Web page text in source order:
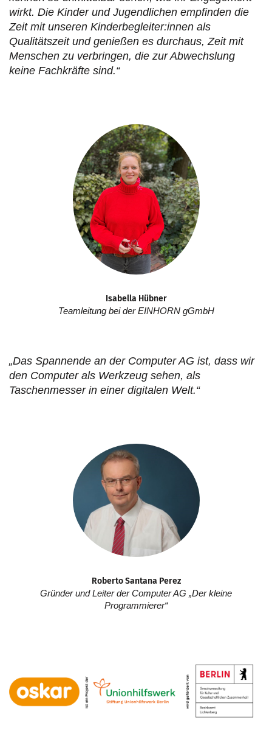
wirkt. Die Kinder und Jugendlichen empfinden die
Zeit mit unseren Kinderbegleiter:innen als
Qualitätszeit und genießen es durchaus, Zeit mit
Menschen zu verbringen, die zur Abwechslung
keine Fachkräfte sind.“
Isabella Hübner
Teamleitung bei der EINHORN gGmbH
„Das Spannende an der Computer AG ist, dass wir
den Computer als Werkzeug sehen, als
Taschenmesser in einer digitalen Welt.“
Roberto Santana Perez
Gründer und Leiter der Computer AG „Der kleine
Programmierer“